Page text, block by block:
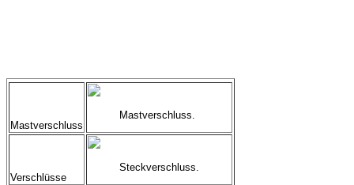
Mastverschluss
Mastverschluss.
Verschlüsse
Steckverschluss.